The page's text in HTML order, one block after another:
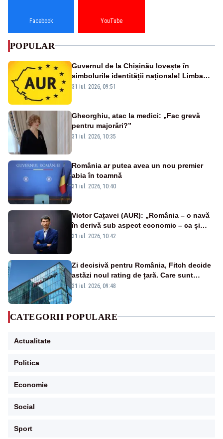
Facebook YouTube
POPULAR
Guvernul de la Chișinău lovește în
simbolurile identității naționale! Limba
română nu se economisește! Limba
31 iul. 2026, 09:51
Gheorghiu, atac la medici: „Fac grevă
pentru majorări?”
31 iul. 2026, 10:35
România ar putea avea un nou premier
abia în toamnă
31 iul. 2026, 10:40
Victor Cațavei (AUR): „România – o navă
în derivă sub aspect economic – ca și
rezultat al guvernărilor din ultimii 36 de
31 iul. 2026, 10:42
Zi decisivă pentru România, Fitch decide
astăzi noul rating de țară. Care sunt
efectele retrogradării la categoria „junk”
31 iul. 2026, 09:48
CATEGORII POPULARE
Actualitate
Politica
Economie
Social
Sport